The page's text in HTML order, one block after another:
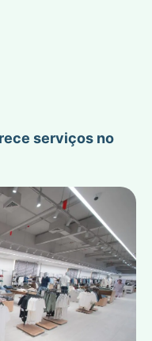
serviços no